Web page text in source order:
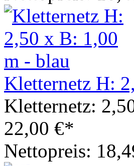
Kletternetz H:
Kletternetz:
22,00 €*
Nettopreis: